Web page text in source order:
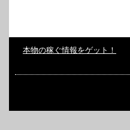
本物の稼ぐ情報をゲット！